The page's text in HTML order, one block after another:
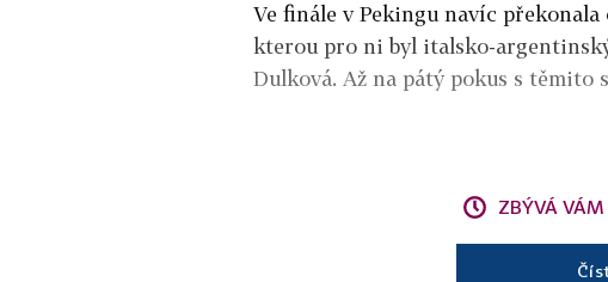
Ve finále v Pekingu navíc
kterou pro ni byl italsko-
Dulková. Až na pátý pokus s
ZBÝVÁ VÁM